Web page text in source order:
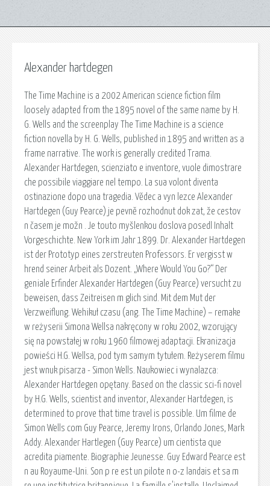
Alexander hartdegen
The Time Machine is a 2002 American science fiction film
loosely adapted from the 1895 novel of the same name by H.
G. Wells and the screenplay The Time Machine is a science
fiction novella by H. G. Wells, published in 1895 and written as a
frame narrative. The work is generally credited Trama.
Alexander Hartdegen, scienziato e inventore, vuole dimostrare
che possibile viaggiare nel tempo. La sua volont diventa
ostinazione dopo una tragedia. Vědec a vyn lezce Alexander
Hartdegen (Guy Pearce) je pevně rozhodnut dok zat, že cestov
n časem je možn . Je touto myšlenkou doslova posedl Inhalt
Vorgeschichte. New York im Jahr 1899. Dr. Alexander Hartdegen
ist der Prototyp eines zerstreuten Professors. Er vergisst w
hrend seiner Arbeit als Dozent. „Where Would You Go?“ Der
geniale Erfinder Alexander Hartdegen (Guy Pearce) versucht zu
beweisen, dass Zeitreisen m glich sind. Mit dem Mut der
Verzweiflung. Wehikuł czasu (ang. The Time Machine) – remake
w reżyserii Simona Wellsa nakręcony w roku 2002, wzorujący
się na powstałej w roku 1960 filmowej adaptacji. Ekranizacja
powieści H.G. Wellsa, pod tym samym tytułem. Reżyserem filmu
jest wnuk pisarza - Simon Wells. Naukowiec i wynalazca:
Alexander Hartdegen opętany. Based on the classic sci-fi novel
by H.G. Wells, scientist and inventor, Alexander Hartdegen, is
determined to prove that time travel is possible. Um filme de
Simon Wells com Guy Pearce, Jeremy Irons, Orlando Jones, Mark
Addy. Alexander Hartlegen (Guy Pearce) um cientista que
acredita piamente. Biographie Jeunesse. Guy Edward Pearce est
n au Royaume-Uni. Son p re est un pilote n o-z landais et sa m